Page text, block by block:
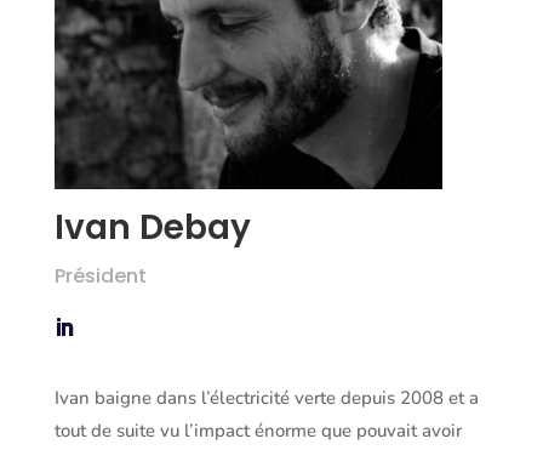
Ivan Debay
Président
Ivan baigne dans l’électricité verte depuis 2008 et a
tout de suite vu l’impact énorme que pouvait avoir